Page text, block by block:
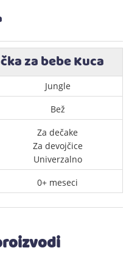
za bebe Kuca
Jungle
Bež
Za dečake
Za devojčice
Univerzalno
0+ meseci